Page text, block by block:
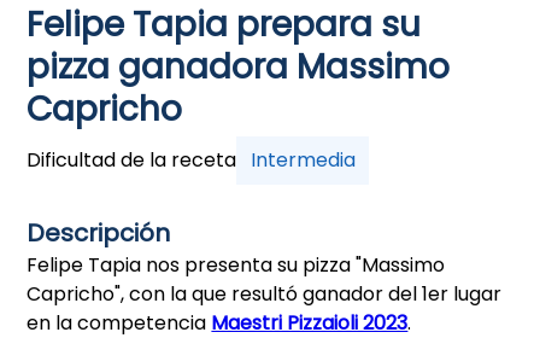
Felipe Tapia prepara su
pizza ganadora Massimo
Capricho
Dificultad de la receta Intermedia
Descripción
Felipe Tapia nos presenta su pizza "Massimo
Capricho", con la que resultó ganador del 1er lugar
en la competencia Maestri Pizzaioli 2023.